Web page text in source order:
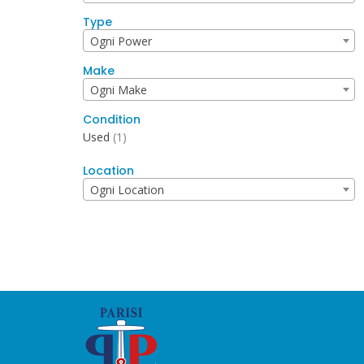
Type
Ogni Power
Make
Ogni Make
Condition
Used (1)
Location
Ogni Location